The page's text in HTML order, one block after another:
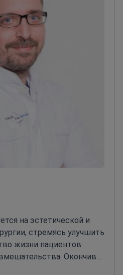
на эстетической и
стремясь улучшить
жизни пациентов
Окончив
в Загребе, доктор